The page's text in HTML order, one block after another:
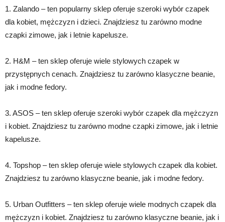
1. Zalando – ten popularny sklep oferuje szeroki wybór czapek
dla kobiet, mężczyzn i dzieci. Znajdziesz tu zarówno modne
czapki zimowe, jak i letnie kapelusze.
2. H&M – ten sklep oferuje wiele stylowych czapek w
przystępnych cenach. Znajdziesz tu zarówno klasyczne beanie,
jak i modne fedory.
3. ASOS – ten sklep oferuje szeroki wybór czapek dla mężczyzn
i kobiet. Znajdziesz tu zarówno modne czapki zimowe, jak i letnie
kapelusze.
4. Topshop – ten sklep oferuje wiele stylowych czapek dla kobiet.
Znajdziesz tu zarówno klasyczne beanie, jak i modne fedory.
5. Urban Outfitters – ten sklep oferuje wiele modnych czapek dla
mężczyzn i kobiet. Znajdziesz tu zarówno klasyczne beanie, jak i